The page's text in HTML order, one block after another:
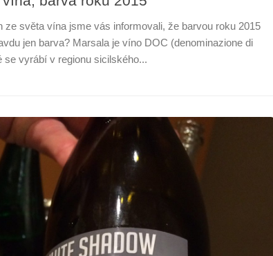
ze světa vína jsme vás informovali, že barvou roku 2015
jen barva? Marsala je víno DOC (denominazione di
se vyrábí v regionu sicilského...